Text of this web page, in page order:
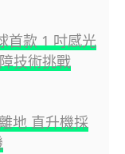
款 1 吋感光
技術挑戰
地 直升機採